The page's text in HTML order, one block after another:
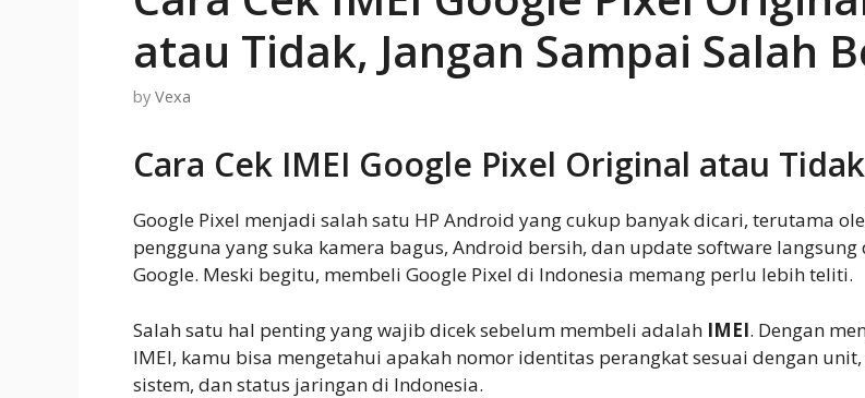
atau Tidak, Jangan Sampai Salah
by Vexa
Cara Cek IMEI Google Pixel Original atau Tidak
Google Pixel menjadi salah satu HP Android yang cukup banyak dicari, terutama
pengguna yang suka kamera bagus, Android bersih, dan update software langsung
Google. Meski begitu, membeli Google Pixel di Indonesia memang perlu lebih teliti.
Salah satu hal penting yang wajib dicek sebelum membeli adalah IMEI. Dengan
IMEI, kamu bisa mengetahui apakah nomor identitas perangkat sesuai dengan unit,
sistem, dan status jaringan di Indonesia.